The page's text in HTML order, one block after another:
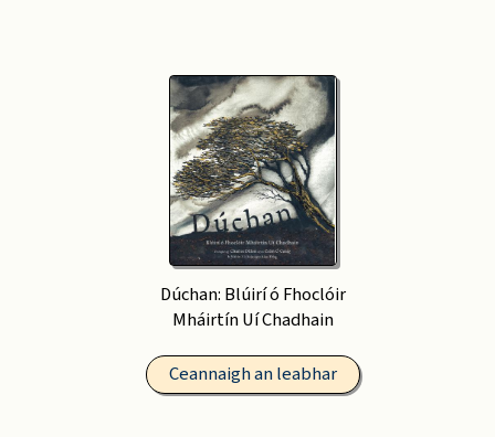
Dúchan: Blúirí ó Fhoclóir
Mháirtín Uí Chadhain
Ceannaigh an leabhar